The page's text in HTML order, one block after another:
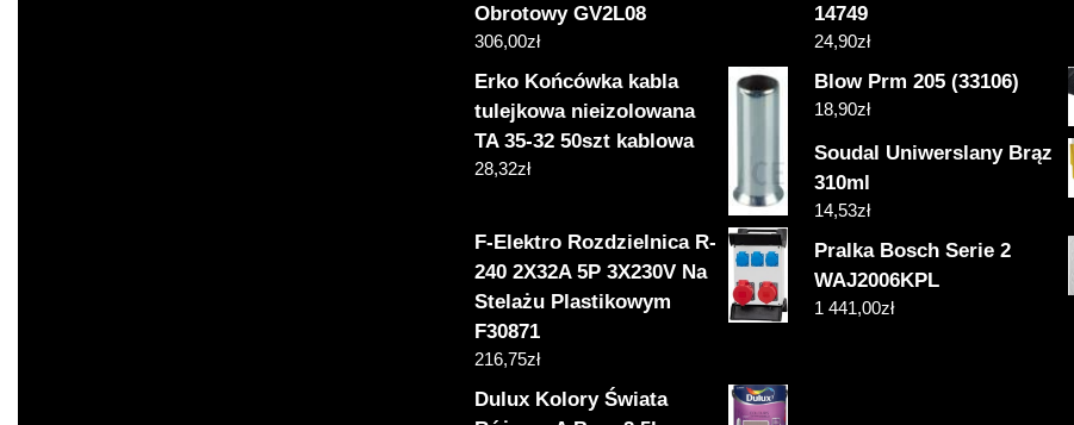
Obrotowy GV2L08
306,00zł
Erko Końcówka kabla
tulejkowa nieizolowana
TA 35-32 50szt kablowa
28,32zł
F-Elektro Rozdzielnica R-
240 2X32A 5P 3X230V Na
Stelażu Plastikowym
F30871
216,75zł
Dulux Kolory Świata
14749
24,90zł
Blow Prm 205 (33106)
18,90zł
Soudal Uniwerslany Brąz
310ml
14,53zł
Pralka Bosch Serie 2
WAJ2006KPL
1 441,00zł